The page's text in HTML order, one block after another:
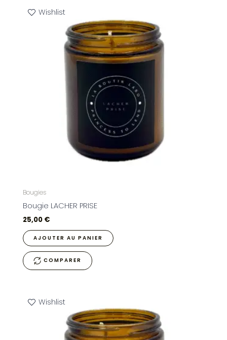
Wishlist
Bougies
Bougie LACHER PRISE
25,00 €
AJOUTER AU PANIER
COMPARER
Wishlist